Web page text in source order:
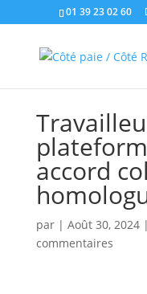
01 39 23 02 60
accord
par | Août 30, 2024|
commentaires